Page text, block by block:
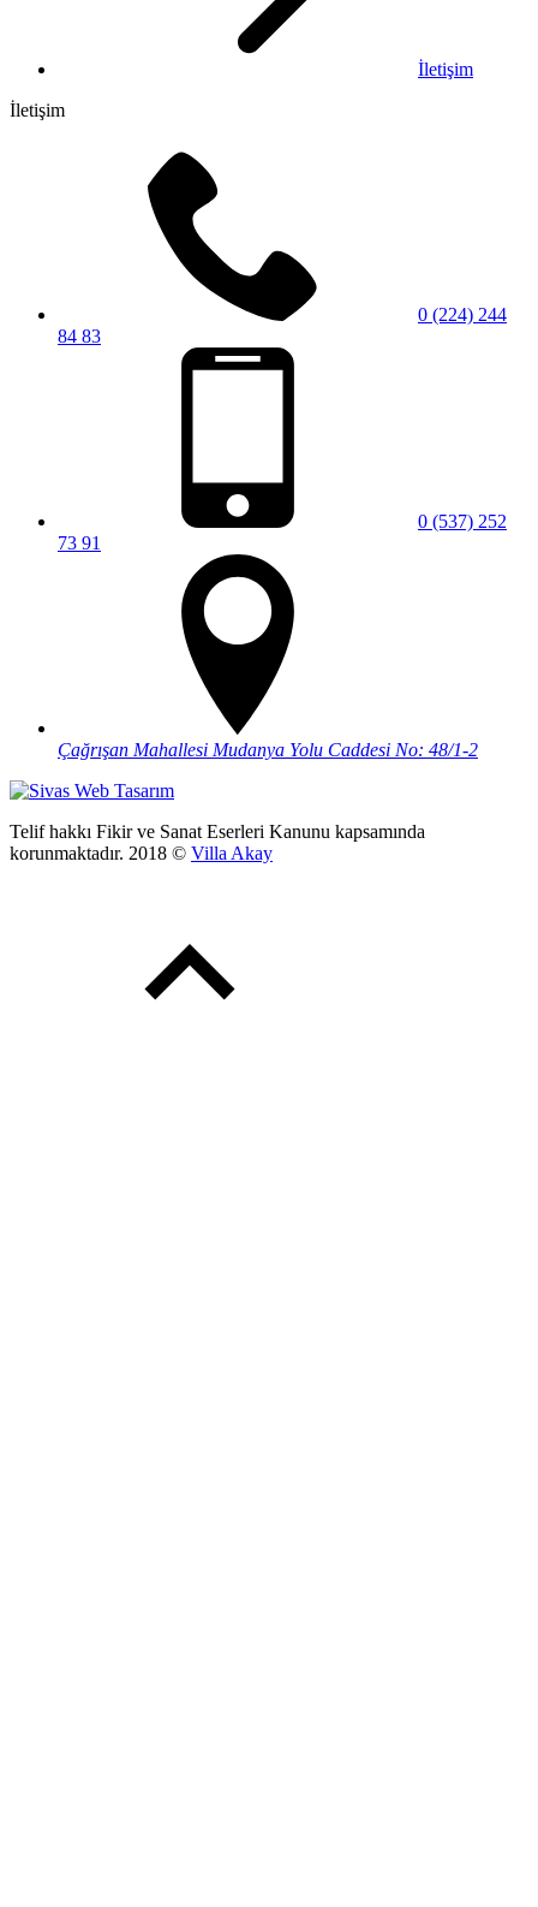
İletişim
İletişim
0 (224) 244
84 83
0 (537) 252
73 91
Çağrışan Mahallesi Mudanya Yolu Caddesi No: 48/1-2
Telif hakkı Fikir ve Sanat Eserleri Kanunu kapsamında
korunmaktadır. 2018 © Villa Akay